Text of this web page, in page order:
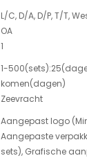
L/C, D/A, D/P, T/T,
OA
1
1-
komen(dagen)
Zeevracht
Aangepast logo
Aangepaste
sets), Grafische